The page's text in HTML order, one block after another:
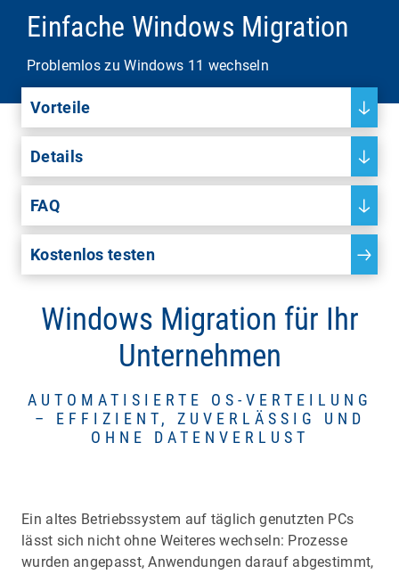
Einfache Windows Migration
Problemlos zu Windows 11 wechseln
Vorteile
Details
FAQ
Kostenlos testen
Windows Migration für Ihr
Unternehmen
AUTOMATISIERTE OS-VERTEILUNG
– EFFIZIENT, ZUVERLÄSSIG UND
OHNE DATENVERLUST
Ein altes Betriebssystem auf täglich genutzten PCs
lässt sich nicht ohne Weiteres wechseln: Prozesse
wurden angepasst, Anwendungen darauf abgestimmt,